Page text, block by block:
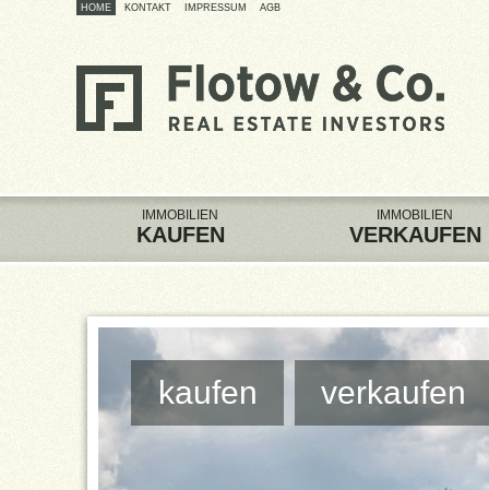
HOME KONTAKT IMPRESSUM AGB
IMMOBILIEN
KAUFEN
IMMOBILIEN
VERKAUFEN
kaufen verkaufen